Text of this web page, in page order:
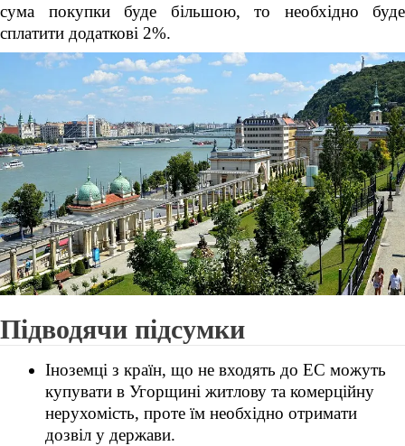
сума покупки буде більшою, то необхідно буде
сплатити додаткові 2%.
Підводячи підсумки
Іноземці з країн, що не входять до ЕС можуть
купувати в Угорщині житлову та комерційну
нерухомість, проте їм необхідно отримати
дозвіл у держави.